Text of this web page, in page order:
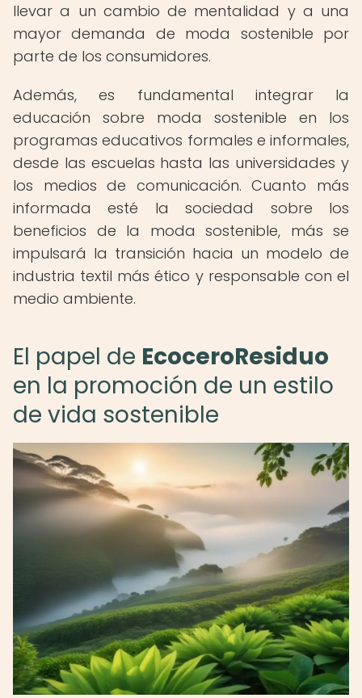
llevar a un cambio de mentalidad y a una
mayor demanda de moda sostenible por
parte de los consumidores.
Además, es fundamental integrar la
educación sobre moda sostenible en los
programas educativos formales e informales,
desde las escuelas hasta las universidades y
los medios de comunicación. Cuanto más
informada esté la sociedad sobre los
beneficios de la moda sostenible, más se
impulsará la transición hacia un modelo de
industria textil más ético y responsable con el
medio ambiente.
El papel de EcoceroResiduo
en la promoción de un estilo
de vida sostenible